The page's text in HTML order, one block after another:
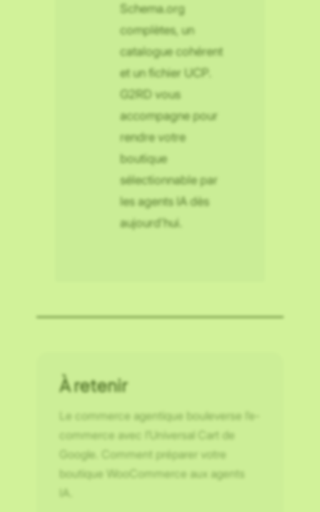
Schema.org
complètes, un
catalogue cohérent
et un fichier UCP.
G2RD vous
accompagne pour
rendre votre
boutique
sélectionnable par
les agents IA dès
aujourd’hui.
À retenir
Le commerce agentique bouleverse l’e-
commerce avec l’Universal Cart de
Google. Comment préparer votre
boutique WooCommerce aux agents
IA.